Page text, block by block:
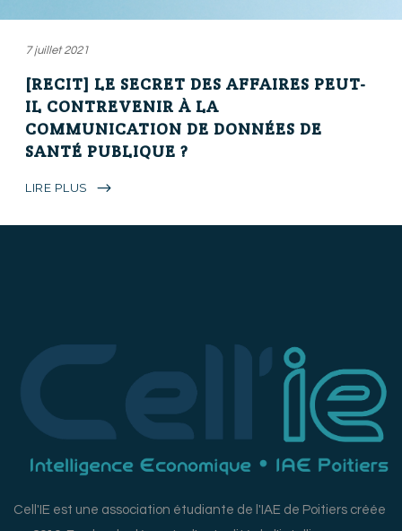
7 juillet 2021
[RECIT] LE SECRET DES AFFAIRES PEUT-
IL CONTREVENIR À LA
COMMUNICATION DE DONNÉES DE
SANTÉ PUBLIQUE ?
LIRE PLUS
Cell'IE est une association étudiante de l'IAE de Poitiers créée